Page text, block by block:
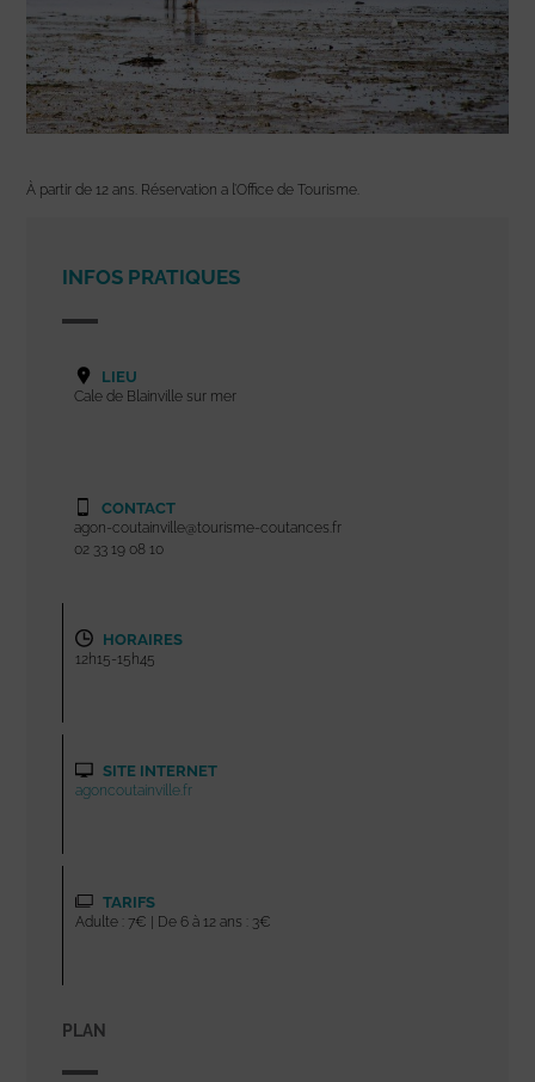
À partir de 12 ans. Réservation a l’Office de Tourisme.
INFOS PRATIQUES
LIEU
Cale de Blainville sur mer
CONTACT
agon-coutainville@tourisme-coutances.fr
02 33 19 08 10
HORAIRES
12h15-15h45
SITE INTERNET
agoncoutainville.fr
TARIFS
Adulte : 7€ | De 6 à 12 ans : 3€
PLAN